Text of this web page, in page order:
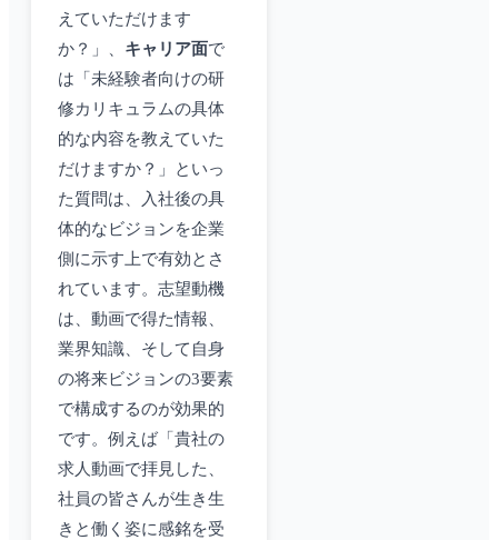
えていただけます
か？」、 キャリア面で
は「未経験者向けの研
修カリキュラムの具体
的な内容を教えていた
だけますか？」といっ
た質問は、入社後の具
体的なビジョンを企業
側に示す上で有効とさ
れています。志望動機
は、動画で得た情報、
業界知識、そして自身
の将来ビジョンの3要素
で構成するのが効果的
です。例えば「貴社の
求人動画で拝見した、
社員の皆さんが生き生
きと働く姿に感銘を受